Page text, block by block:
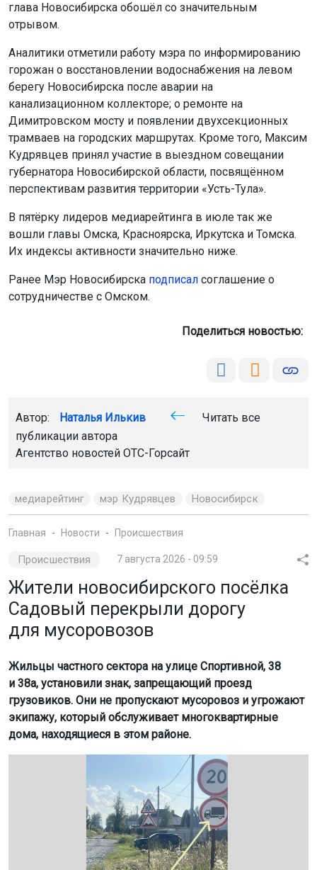
глава Новосибирска обошёл со значительным
отрывом.
Аналитики отметили работу мэра по информированию
горожан о восстановлении водоснабжения на левом
берегу Новосибирска после аварии на
канализационном коллекторе; о ремонте на
Димитровском мосту и появлении двухсекционных
трамваев на городских маршрутах. Кроме того, Максим
Кудрявцев принял участие в выездном совещании
губернатора Новосибирской области, посвящённом
перспективам развития территории «Усть-Тула».
В пятёрку лидеров медиарейтинга в июле так же
вошли главы Омска, Красноярска, Иркутска и Томска.
Их индексы активности значительно ниже.
Ранее Мэр Новосибирска подписал соглашение о
сотрудничестве с Омском.
Поделиться новостью:
Автор: Наталья Илькив
Читать все
публикации автора
Агентство новостей ОТС-Горсайт
медиарейтинг мэр Кудрявцев Новосибирск
Главная Новости Происшествия
Происшествия 7 августа 2026 - 09:59
Жители новосибирского посёлка
Садовый перекрыли дорогу
для мусоровозов
Жильцы частного сектора на улице Спортивной, 38
и 38а, установили знак, запрещающий проезд
грузовиков. Они не пропускают мусоровоз и угрожают
экипажу, который обслуживает многоквартирные
дома, находящиеся в этом районе.